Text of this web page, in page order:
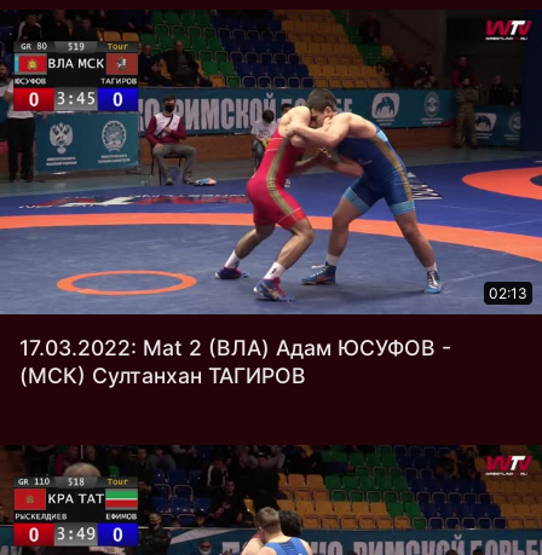
02:13
17.03.2022: Mat 2 (ВЛА) Адам ЮСУФОВ -
(МСК) Султанхан ТАГИРОВ